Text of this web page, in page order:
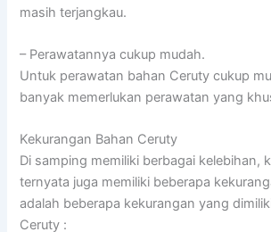
masih terjangkau.
– Perawatannya cukup mudah.
Untuk perawatan bahan Ceruty cukup
banyak memerlukan perawatan yang
Kekurangan Bahan Ceruty
Di samping memiliki berbagai kelebihan,
ternyata juga memiliki beberapa
adalah beberapa kekurangan yang
Ceruty :